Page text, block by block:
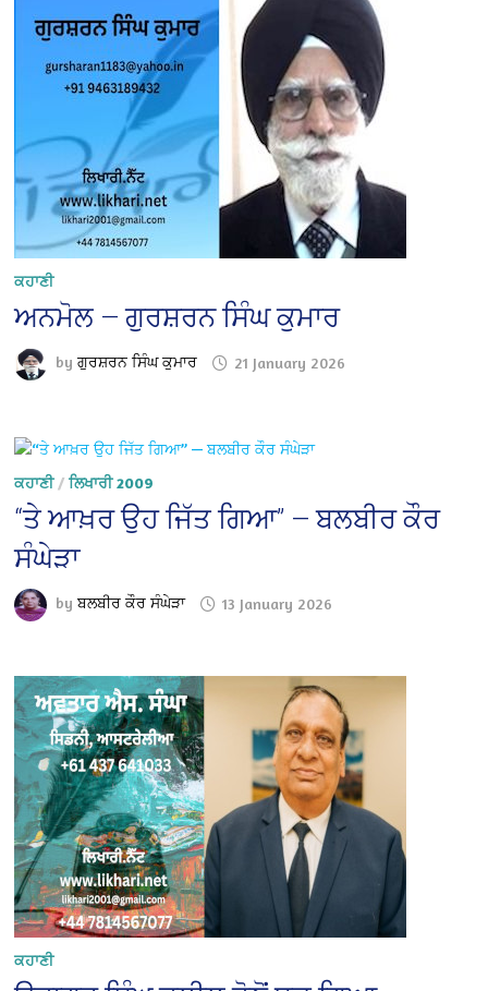
ਕਹਾਣੀ
ਅਨਮੋਲ — ਗੁਰਸ਼ਰਨ ਸਿੰਘ ਕੁਮਾਰ
byਗੁਰਸ਼ਰਨ ਸਿੰਘ ਕੁਮਾਰ 21 January 2026
ਕਹਾਣੀ/ਲਿਖਾਰੀ 2009
“ਤੇ ਆਖ਼ਰ ਉਹ ਜਿੱਤ ਗਿਆ” — ਬਲਬੀਰ ਕੌਰ
ਸੰਘੇੜਾ
byਬਲਬੀਰ ਕੌਰ ਸੰਘੇੜਾ 13 January 2026
ਕਹਾਣੀ